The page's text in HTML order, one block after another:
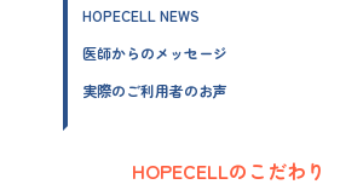
HOPECELL NEWS
医師からのメッセージ
実際のご利用者のお声
HOPECELLのこだわり